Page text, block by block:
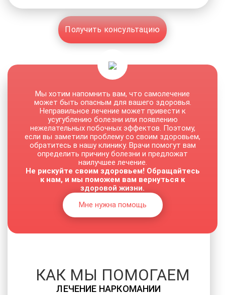
Получить консультацию
ЛЕЧЕНИЕ НАРКОМАНИИ
Мы хотим напомнить вам, что самолечение
может быть опасным для вашего здоровья.
Неправильное лечение может привести к
усугублению болезни или появлению
нежелательных побочных эффектов. Поэтому,
если вы заметили проблему со своим здоровьем,
обратитесь в нашу клинику. Врачи помогут вам
определить причину болезни и предложат
наилучшее лечение.
Не рискуйте своим здоровьем! Обращайтесь
к нам, и мы поможем вам вернуться к
здоровой жизни.
Мне нужна помощь
КАК МЫ ПОМОГАЕМ